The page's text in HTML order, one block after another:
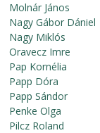
Molnár János
Nagy Gábor Dániel
Nagy Miklós
Oravecz Imre
Pap Kornélia
Papp Dóra
Papp Sándor
Penke Olga
Pilcz Roland